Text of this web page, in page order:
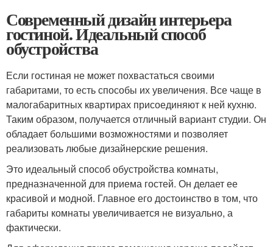
Современный дизайн интерьера
гостиной. Идеальный способ
обустройства
Если гостиная не может похвастаться своими
габаритами, то есть способы их увеличения. Все чаще в
малогабаритных квартирах присоединяют к ней кухню.
Таким образом, получается отличный вариант студии. Он
обладает большими возможностями и позволяет
реализовать любые дизайнерские решения.
Это идеальный способ обустройства комнаты,
предназначенной для приема гостей. Он делает ее
красивой и модной. Главное его достоинство в том, что
габариты комнаты увеличивается не визуально, а
фактически.